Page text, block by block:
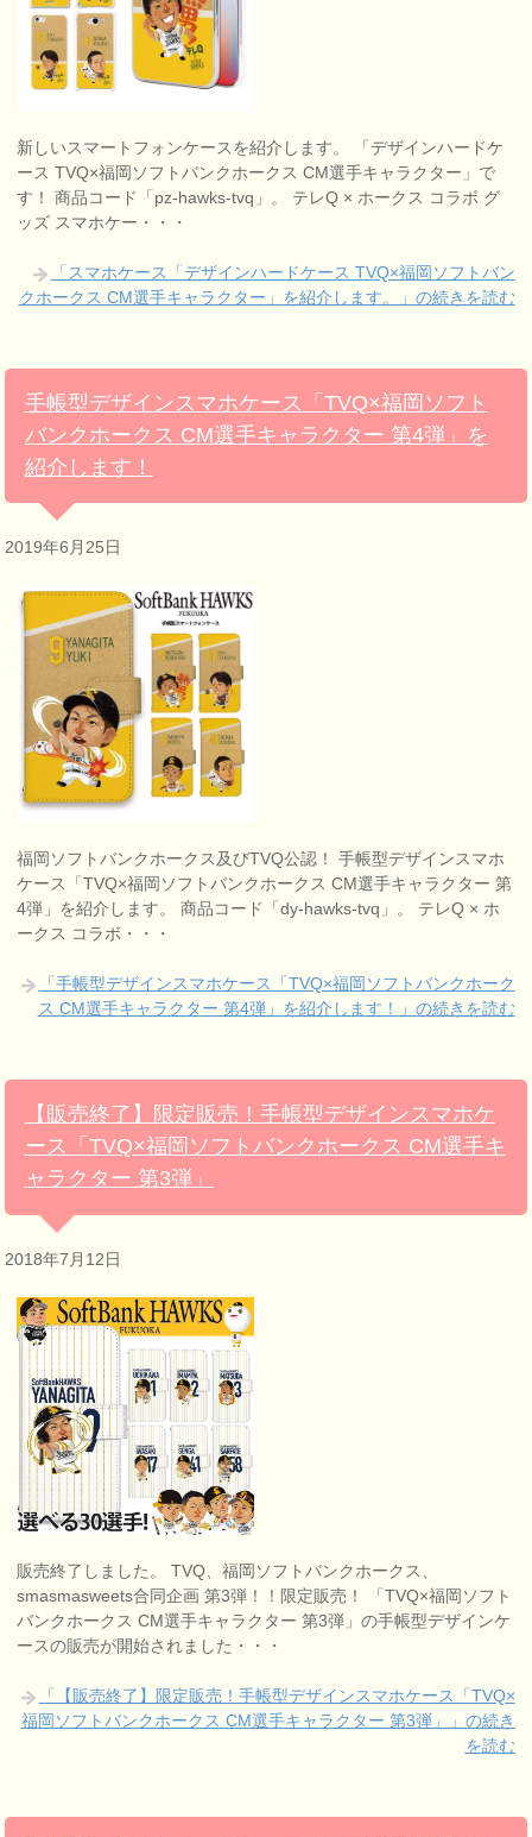
新しいスマートフォンケースを紹介します。 「デザインハードケ
ース TVQ×福岡ソフトバンクホークス CM選手キャラクター」で
す！ 商品コード「pz-hawks-tvq」。 テレQ × ホークス コラボ グ
ッズ スマホケー・・・
「スマホケース「デザインハードケース TVQ×福岡ソフトバン
クホークス CM選手キャラクター」を紹介します。」の続きを読む
手帳型デザインスマホケース「TVQ×福岡ソフト
バンクホークス CM選手キャラクター 第4弾」を
紹介します！
2019年6月25日
福岡ソフトバンクホークス及びTVQ公認！ 手帳型デザインスマホ
ケース「TVQ×福岡ソフトバンクホークス CM選手キャラクター 第
4弾」を紹介します。 商品コード「dy-hawks-tvq」。 テレQ × ホ
ークス コラボ・・・
「手帳型デザインスマホケース「TVQ×福岡ソフトバンクホーク
ス CM選手キャラクター 第4弾」を紹介します！」の続きを読む
【販売終了】限定販売！手帳型デザインスマホケ
ース「TVQ×福岡ソフトバンクホークス CM選手キ
ャラクター 第3弾」
2018年7月12日
販売終了しました。 TVQ、福岡ソフトバンクホークス、
smasmasweets合同企画 第3弾！！限定販売！ 「TVQ×福岡ソフト
バンクホークス CM選手キャラクター 第3弾」の手帳型デザインケ
ースの販売が開始されました・・・
「【販売終了】限定販売！手帳型デザインスマホケース「TVQ×
福岡ソフトバンクホークス CM選手キャラクター 第3弾」」の続き
を読む